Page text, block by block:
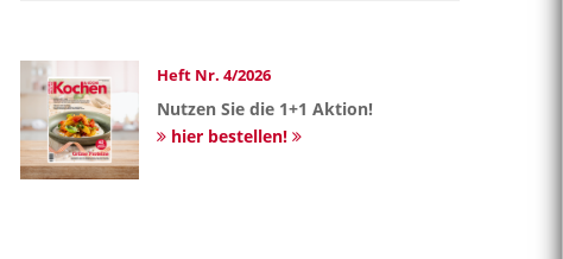
Heft Nr. 4/2026
Nutzen Sie die 1+1 Aktion!
hier bestellen!